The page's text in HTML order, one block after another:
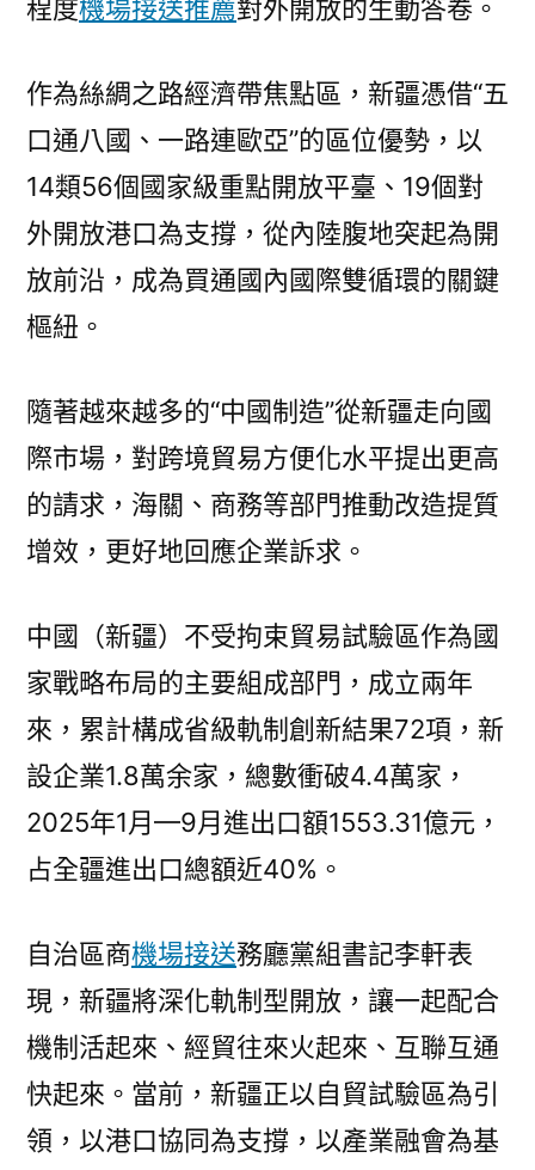
程度機場接送推薦對外開放的生動答卷。
作為絲綢之路經濟帶焦點區，新疆憑借“五
口通八國、一路連歐亞”的區位優勢，以
14類56個國家級重點開放平臺、19個對
外開放港口為支撐，從內陸腹地突起為開
放前沿，成為買通國內國際雙循環的關鍵
樞紐。
隨著越來越多的“中國制造”從新疆走向國
際市場，對跨境貿易方便化水平提出更高
的請求，海關、商務等部門推動改造提質
增效，更好地回應企業訴求。
中國（新疆）不受拘束貿易試驗區作為國
家戰略布局的主要組成部門，成立兩年
來，累計構成省級軌制創新結果72項，新
設企業1.8萬余家，總數衝破4.4萬家，
2025年1月—9月進出口額1553.31億元，
占全疆進出口總額近40%。
自治區商機場接送務廳黨組書記李軒表
現，新疆將深化軌制型開放，讓一起配合
機制活起來、經貿往來火起來、互聯互通
快起來。當前，新疆正以自貿試驗區為引
領，以港口協同為支撐，以產業融會為基